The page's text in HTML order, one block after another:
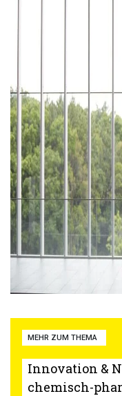
MEHR ZUM THEMA
Innovation &
chemisch-